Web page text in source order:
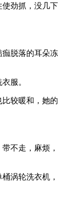
劲抓，没几下
脱落的耳朵冻
服。
较暖和，她的
不走，麻烦，
涡轮洗衣机，